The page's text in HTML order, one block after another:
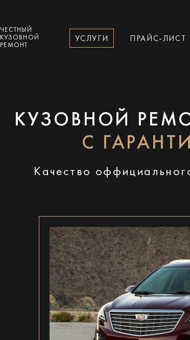
ЧЕСТНЫЙ
КУЗОВНОЙ
РЕМОНТ
УСЛУГИ ПРАЙС-ЛИСТ
КУЗОВНОЙ
С
Качество